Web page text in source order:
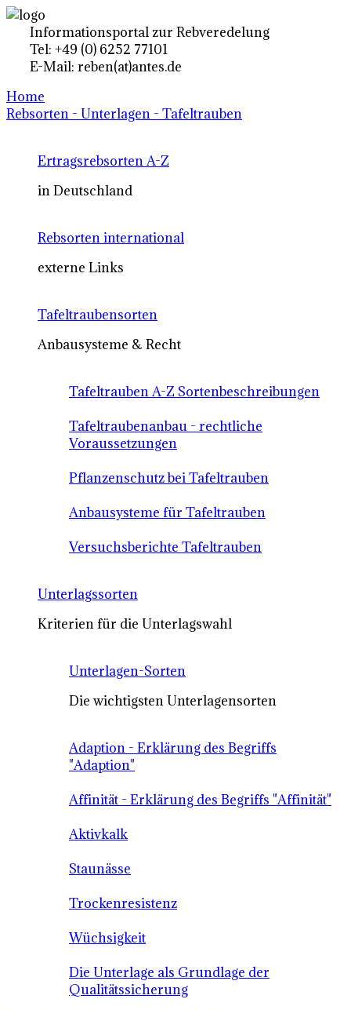
Informationsportal zur Rebveredelung
Tel: +49 (0) 6252 77101
E-Mail: reben(at)antes.de
Home
Rebsorten - Unterlagen - Tafeltrauben
Ertragsrebsorten A-Z
in Deutschland
Rebsorten international
externe Links
Tafeltraubensorten
Anbausysteme & Recht
Tafeltrauben A-Z Sortenbeschreibungen
Tafeltraubenanbau - rechtliche
Voraussetzungen
Pflanzenschutz bei Tafeltrauben
Anbausysteme für Tafeltrauben
Versuchsberichte Tafeltrauben
Unterlagssorten
Kriterien für die Unterlagswahl
Unterlagen-Sorten
Die wichtigsten Unterlagensorten
Adaption - Erklärung des Begriffs
"Adaption"
Affinität - Erklärung des Begriffs "Affinität"
Aktivkalk
Staunässe
Trockenresistenz
Wüchsigkeit
Die Unterlage als Grundlage der
Qualitätssicherung